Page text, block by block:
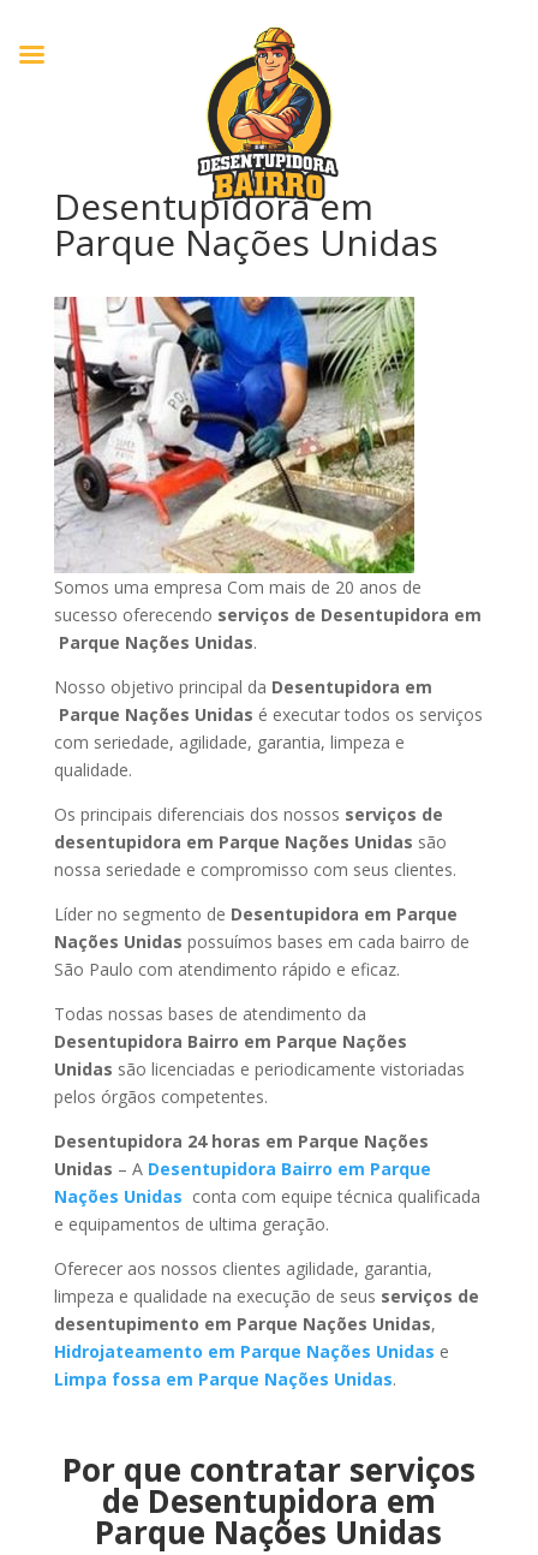
Desentupidora em
Parque Nações Unidas
Somos uma empresa Com mais de 20 anos de
sucesso oferecendo serviços de Desentupidora em
Parque Nações Unidas.
Nosso objetivo principal da Desentupidora em
Parque Nações Unidas é executar todos os serviços
com seriedade, agilidade, garantia, limpeza e
qualidade.
Os principais diferenciais dos nossos serviços de
desentupidora em Parque Nações Unidas são
nossa seriedade e compromisso com seus clientes.
Líder no segmento de Desentupidora em Parque
Nações Unidas possuímos bases em cada bairro de
São Paulo com atendimento rápido e eficaz.
Todas nossas bases de atendimento da
Desentupidora Bairro em Parque Nações
Unidas são licenciadas e periodicamente vistoriadas
pelos órgãos competentes.
Desentupidora 24 horas em Parque Nações
Unidas – A Desentupidora Bairro em Parque
Nações Unidas conta com equipe técnica qualificada
e equipamentos de ultima geração.
Oferecer aos nossos clientes agilidade, garantia,
limpeza e qualidade na execução de seus serviços de
desentupimento em Parque Nações Unidas,
Hidrojateamento em Parque Nações Unidas e
Limpa fossa em Parque Nações Unidas.
Por que contratar serviços
de Desentupidora em
Parque Nações Unidas